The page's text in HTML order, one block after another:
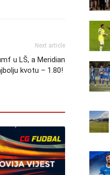
Next article
u LŠ, a Meridian
kvotu – 1.80!